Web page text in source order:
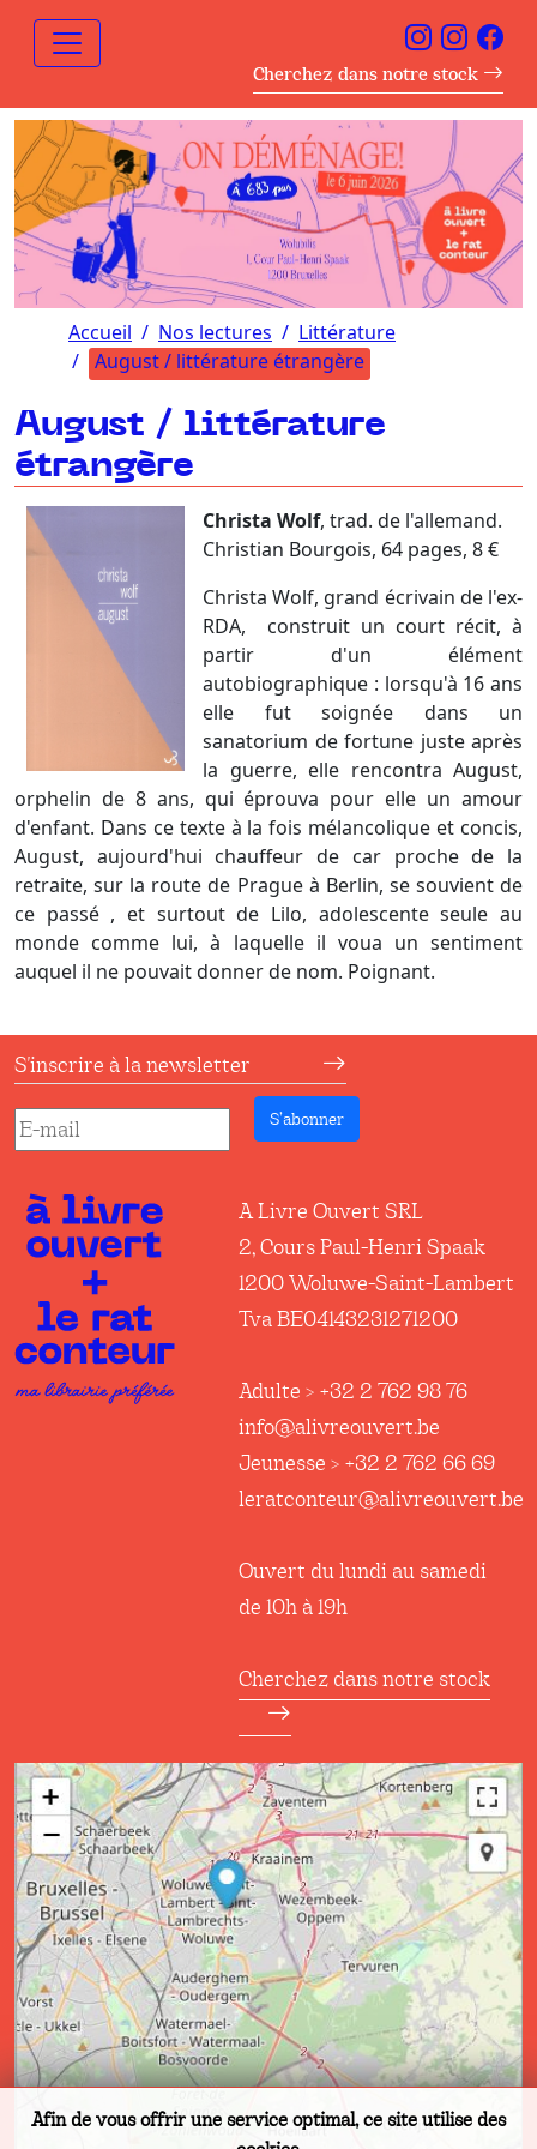
Cherchez dans notre stock
Accueil Nos lectures
Littérature
August / littérature étrangère
August / littérature
étrangère
Christa Wolf, trad. de l'allemand.
Christian Bourgois, 64 pages, 8 €
Christa Wolf, grand écrivain de l'ex-
RDA, construit un court récit, à
partir d'un élément
autobiographique : lorsqu'à 16 ans
elle fut soignée dans un
sanatorium de fortune juste après
la guerre, elle rencontra August,
orphelin de 8 ans, qui éprouva pour elle un amour
d'enfant. Dans ce texte à la fois mélancolique et concis,
August, aujourd'hui chauffeur de car proche de la
retraite, sur la route de Prague à Berlin, se souvient de
ce passé , et surtout de Lilo, adolescente seule au
monde comme lui, à laquelle il voua un sentiment
auquel il ne pouvait donner de nom. Poignant.
S'inscrire à la newsletter
S’abonner
A Livre Ouvert SRL
2, Cours Paul-Henri Spaak
1200 Woluwe-Saint-Lambert
Tva BE04143231271200
Adulte > +32 2 762 98 76
info@alivreouvert.be
Jeunesse > +32 2 762 66 69
leratconteur@alivreouvert.be
Ouvert du lundi au samedi
de 10h à 19h
Cherchez dans notre stock
Afin de vous offrir une service optimal, ce site utilise des